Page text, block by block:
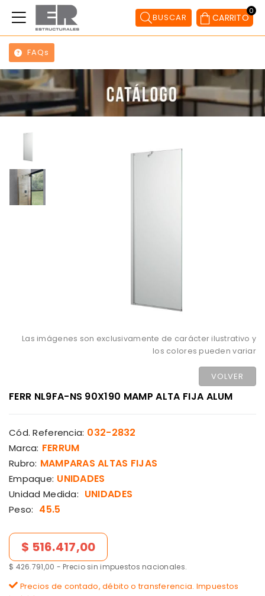
BUSCAR
0
CARRITO
FAQs
Las imágenes son exclusivamente de carácter ilustrativo y
los colores pueden variar
VOLVER
FERR NL9FA-NS 90X190 MAMP ALTA FIJA ALUM
Cód. Referencia: 032-2832
Marca: FERRUM
Rubro: MAMPARAS ALTAS FIJAS
Empaque: UNIDADES
Unidad Medida: UNIDADES
Peso: 45.5
Precio de lista
$ 516.417,00
$ 426.791,00 - Precio sin impuestos nacionales.
Precios de contado, débito o transferencia. Impuestos